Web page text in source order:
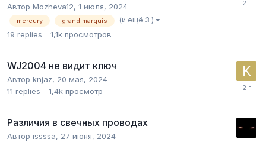
Автор Mozheva12, 1 июля, 2024
mercury grand marquis (и ещё 3 )
19 replies 1,1k просмотров
WJ2004 не видит ключ
Автор knjaz, 20 мая, 2024
11 replies 1,4k просмотр
Различия в свечных проводах
Автор issssa, 27 июня, 2024